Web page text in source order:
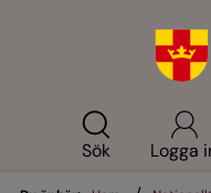
Sök Logga